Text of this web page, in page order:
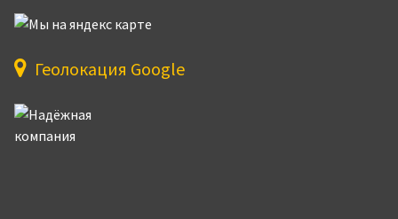
Геолокация Google